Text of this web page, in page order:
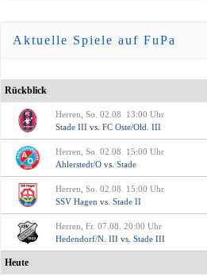
Aktuelle Spiele auf FuPa
Rückblick
Herren, So. 02.08. 13:00 Uhr
Stade III vs. FC Oste/Old. III
Herren, So. 02.08. 15:00 Uhr
Ahlerstedt/O vs. Stade
Herren, So. 02.08. 15:00 Uhr
SSV Hagen vs. Stade II
Herren, Fr. 07.08. 20:00 Uhr
Hedendorf/N. III vs. Stade III
Heute